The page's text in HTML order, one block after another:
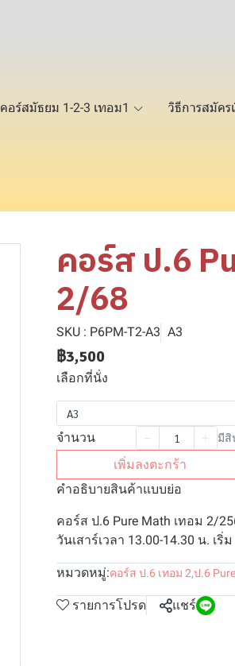
คอร์สมัธยม 1-2-3 เทอม1 วิธีการสมัคร
คอร์ส ป.6
2/68
SKU : P6PM-T2-A3 A3
฿3,500
เลือกที่นั่ง
A3
จำนวน มีสิ
เพิ่มลงตะกร้า
คำอธิบายสินค้าแบบย่อ
คอร์ส ป.6 Pure Math เทอม 2/
วันเสาร์เวลา 13.00-14.30 น. เริ่
หมวดหมู่:คอร์ส ป.6 เทอม 2,ป.6
รายการโปรด แชร์